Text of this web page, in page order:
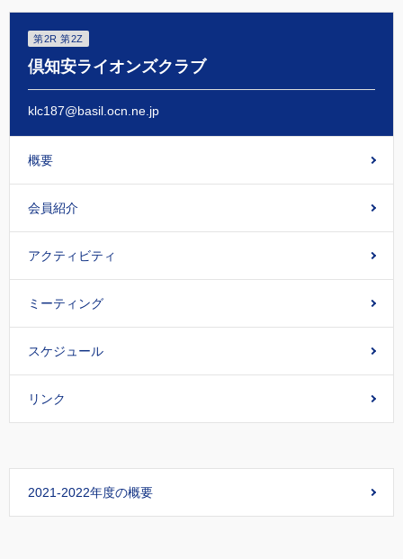
第2R 第2Z
倶知安ライオンズクラブ
klc187@basil.ocn.ne.jp
概要
会員紹介
アクティビティ
ミーティング
スケジュール
リンク
2021-2022年度の概要